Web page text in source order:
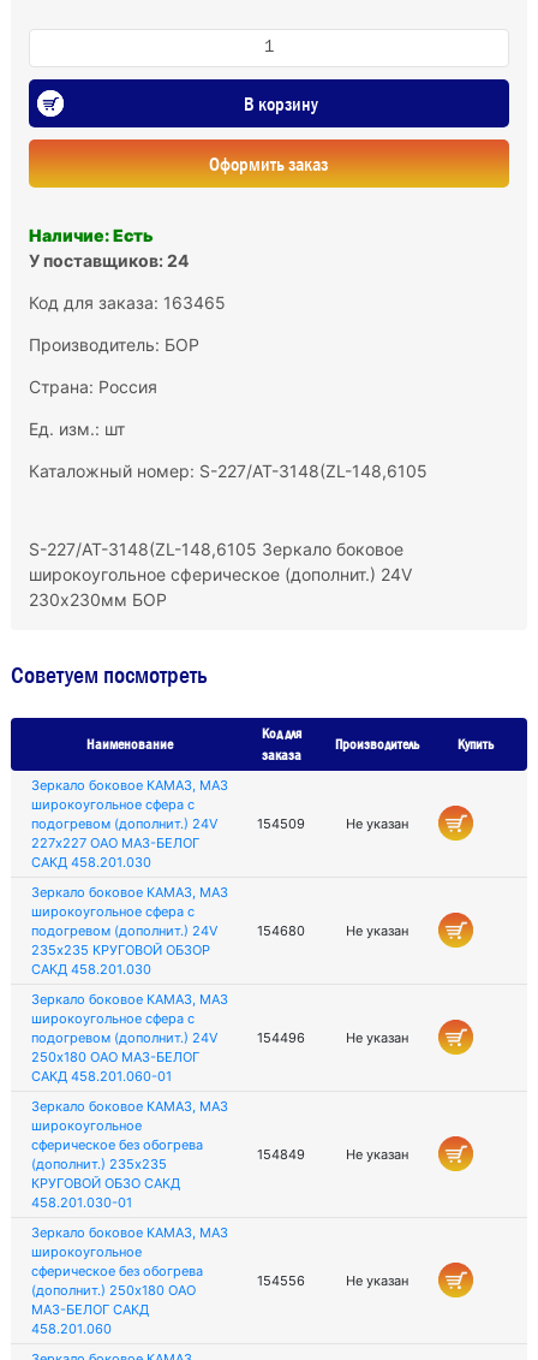
В корзину
Оформить заказ
Наличие: Есть
У поставщиков: 24
Код для заказа: 163465
Производитель: БОР
Страна: Россия
Ед. изм.: шт
Каталожный номер: S-227/АТ-3148(ZL-148,6105
S-227/АТ-3148(ZL-148,6105 Зеркало боковое
широкоугольное сферическое (дополнит.) 24V
230х230мм БОР
Советуем посмотреть
Наименование
Код для
заказа
Производитель Купить
Зеркало боковое КАМАЗ, МАЗ
широкоугольное сфера с
подогревом (дополнит.) 24V
227х227 ОАО МАЗ-БЕЛОГ
САКД 458.201.030
154509 Не указан
Зеркало боковое КАМАЗ, МАЗ
широкоугольное сфера с
подогревом (дополнит.) 24V
235х235 КРУГОВОЙ ОБЗОР
САКД 458.201.030
154680 Не указан
Зеркало боковое КАМАЗ, МАЗ
широкоугольное сфера с
подогревом (дополнит.) 24V
250х180 ОАО МАЗ-БЕЛОГ
САКД 458.201.060-01
154496 Не указан
Зеркало боковое КАМАЗ, МАЗ
широкоугольное
сферическое без обогрева
(дополнит.) 235х235
КРУГОВОЙ ОБЗО САКД
458.201.030-01
154849 Не указан
Зеркало боковое КАМАЗ, МАЗ
широкоугольное
сферическое без обогрева
(дополнит.) 250х180 ОАО
МАЗ-БЕЛОГ САКД
458.201.060
154556 Не указан